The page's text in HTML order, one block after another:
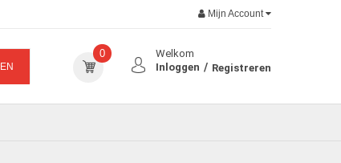
Mijn Account
Welkom
Inloggen
Registreren
0